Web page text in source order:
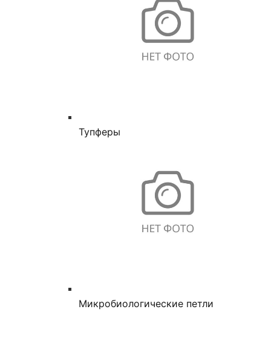
Тупферы
Микробиологические петли